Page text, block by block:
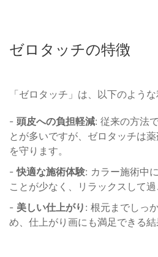
ゼロタッチの特徴
「ゼロタッチ」は、以下のよう
- 頭皮への負担軽減: 従来の方法
とが多いですが、ゼロタッチは
を守ります。
-快適な施術体験: カラー施術中
ことが少なく、リラックスして過
- 美しい仕上がり : 根元までしっ
め、仕上がり画にも満足できる結